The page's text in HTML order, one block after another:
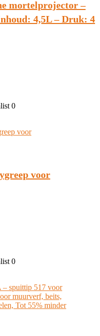
mortelprojector –
4,5L – Druk: 4
0
voor
0